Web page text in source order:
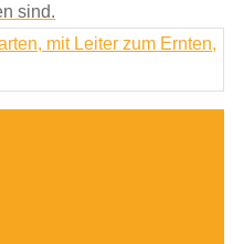
sind.